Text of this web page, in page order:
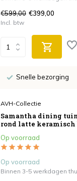
€599,00 €399,00
Incl. btw
Snelle bezorging
AVH-Collectie
Samantha dining
rond latte keramisch
Op voorraad
Op voorraad
Binnen 3-5 werkdagen